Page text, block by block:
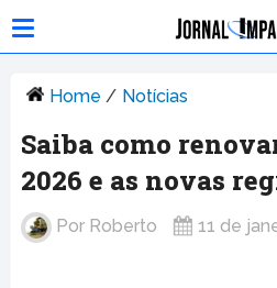
Home / Notícias
Saiba como
2026 e as novas
Por Roberto 11 de